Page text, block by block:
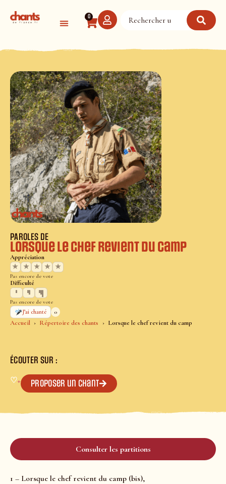
0
Accueil Répertoire des chants Lorsque le chef revient du camp
PAROLES DE
Lorsque le chef revient du camp
Appréciation
★
★ ★ ★ ★
Pas encore de vote
Difficulté
Pas encore de vote
J’ai chanté
0
ÉCOUTER SUR :
♡+ Proposer un chant
Consulter les partitions
1 – Lorsque le chef revient du camp (bis),